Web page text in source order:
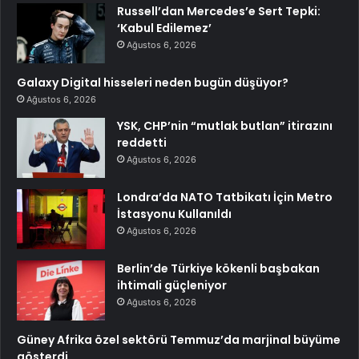
Russell’dan Mercedes’e Sert Tepki:
‘Kabul Edilemez’
Ağustos 6, 2026
Galaxy Digital hisseleri neden bugün düşüyor?
Ağustos 6, 2026
YSK, CHP’nin “mutlak butlan” itirazını
reddetti
Ağustos 6, 2026
Londra’da NATO Tatbikatı İçin Metro
İstasyonu Kullanıldı
Ağustos 6, 2026
Berlin’de Türkiye kökenli başbakan
ihtimali güçleniyor
Ağustos 6, 2026
Güney Afrika özel sektörü Temmuz’da marjinal büyüme